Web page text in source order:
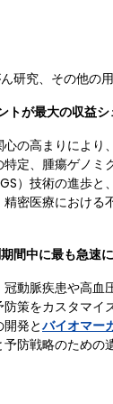
研究、その他の
が最大の収益シ
の高まりにより
定、腫瘍ゲノミ
）技術の進歩と
密医療におけ
間中に最も急速
動脈疾患や高血
策をカスタマイ
発とバイオマー
防戦略のための